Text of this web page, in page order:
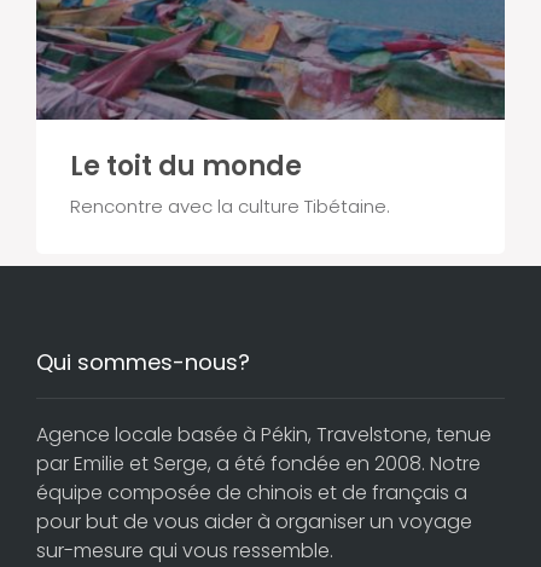
Le toit du monde
Rencontre avec la culture Tibétaine.
Qui sommes-nous?
Agence locale basée à Pékin, Travelstone, tenue
par Emilie et Serge, a été fondée en 2008. Notre
équipe composée de chinois et de français a
pour but de vous aider à organiser un voyage
sur-mesure qui vous ressemble.